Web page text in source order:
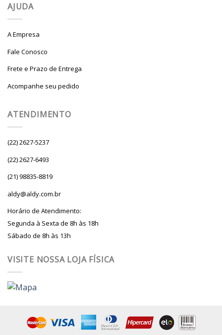
AJUDA
A Empresa
Fale Conosco
Frete e Prazo de Entrega
Acompanhe seu pedido
ATENDIMENTO
(22) 2627-5237
(22) 2627-6493
(21) 98835-8819
aldy@aldy.com.br
Horário de Atendimento:
Segunda à Sexta de 8h às 18h
Sábado de 8h às 13h
VISITE NOSSA LOJA FÍSICA